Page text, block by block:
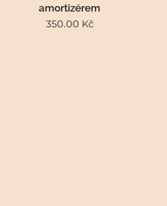
amortizérem
350.00 Kč